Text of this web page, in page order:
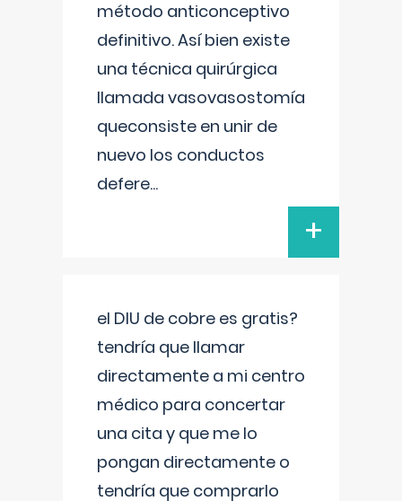
método anticonceptivo
definitivo. Así bien existe
una técnica quirúrgica
llamada vasovasostomía
queconsiste en unir de
nuevo los conductos
defere...
+
el DIU de cobre es gratis?
tendría que llamar
directamente a mi centro
médico para concertar
una cita y que me lo
pongan directamente o
tendría que comprarlo